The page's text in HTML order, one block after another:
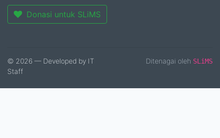
Donasi untuk SLiMS
© 2026 — Developed by IT
Staff
Ditenagai oleh SLiMS